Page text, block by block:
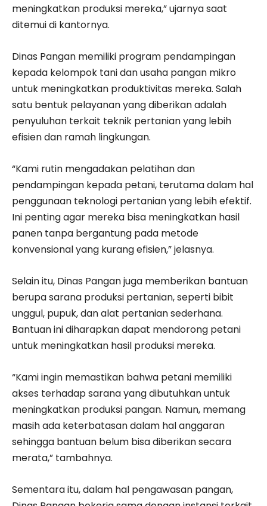
meningkatkan produksi mereka,” ujarnya saat
ditemui di kantornya.
Dinas Pangan memiliki program pendampingan
kepada kelompok tani dan usaha pangan mikro
untuk meningkatkan produktivitas mereka. Salah
satu bentuk pelayanan yang diberikan adalah
penyuluhan terkait teknik pertanian yang lebih
efisien dan ramah lingkungan.
“Kami rutin mengadakan pelatihan dan
pendampingan kepada petani, terutama dalam hal
penggunaan teknologi pertanian yang lebih efektif.
Ini penting agar mereka bisa meningkatkan hasil
panen tanpa bergantung pada metode
konvensional yang kurang efisien,” jelasnya.
Selain itu, Dinas Pangan juga memberikan bantuan
berupa sarana produksi pertanian, seperti bibit
unggul, pupuk, dan alat pertanian sederhana.
Bantuan ini diharapkan dapat mendorong petani
untuk meningkatkan hasil produksi mereka.
“Kami ingin memastikan bahwa petani memiliki
akses terhadap sarana yang dibutuhkan untuk
meningkatkan produksi pangan. Namun, memang
masih ada keterbatasan dalam hal anggaran
sehingga bantuan belum bisa diberikan secara
merata,” tambahnya.
Sementara itu, dalam hal pengawasan pangan,